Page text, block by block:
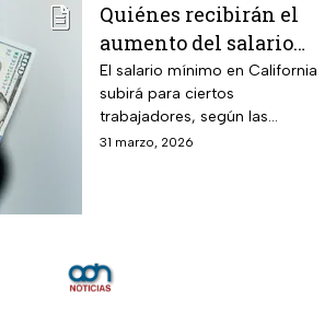
Quiénes recibirán el
aumento del salario
mínimo en California
El salario mínimo en California
subirá para ciertos
trabajadores, según las
autoridades locales. Conoce
31 marzo, 2026